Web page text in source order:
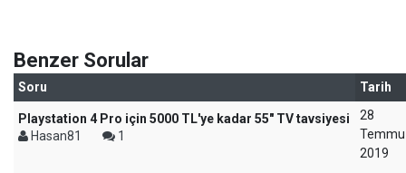
Benzer Sorular
Soru Tarih
Playstation 4 Pro için 5000 TL'ye kadar 55" TV tavsiyesi
Hasan81
1
28
2019